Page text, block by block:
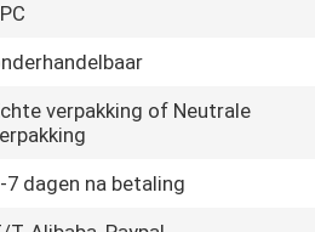
verpakking of Neutrale
7 dagen na betaling